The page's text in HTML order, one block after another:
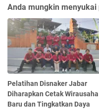
Anda mungkin menyukai
Pelatihan Disnaker Jabar
Diharapkan Cetak Wirausaha
Baru dan Tingkatkan Daya